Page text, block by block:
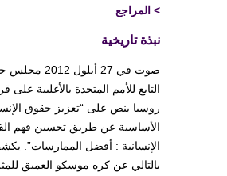
> المراجع
نبذة تاريخية
صوت في 27
التابع للأمم المتحدة بالأغلبية على
روسيا ينص على “تعزيز حقوق
الأساسية عن طريق تحسين فهم
الإنسانية : أفضل الممارسات”.
بالتالي عن كره موسكو العميق